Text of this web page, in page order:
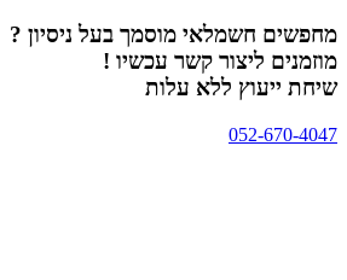
מחפשים חשמלאי מוסמך בעל ניסיון ?
מוזמנים ליצור קשר עכשיו !
שיחת ייעוץ ללא עלות
052-670-4047